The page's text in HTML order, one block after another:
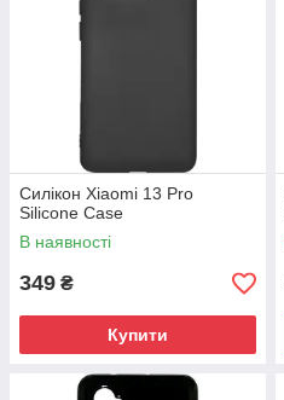
Силікон Xiaomi 13 Pro
Silicone Case
В наявності
349 ₴
Купити